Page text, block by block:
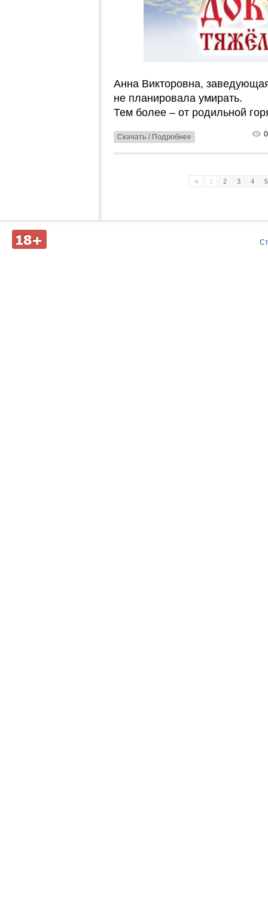
Анна Викторовна,
не планировала умирать.
Тем более – от родильной
Скачать / Подробнее 0
◄ 1 2 3 4 5